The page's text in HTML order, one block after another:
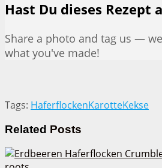
Hast Du dieses Rezept
Share a photo and tag us —
what you've made!
Tags: HaferflockenKarotteKekse
Related Posts